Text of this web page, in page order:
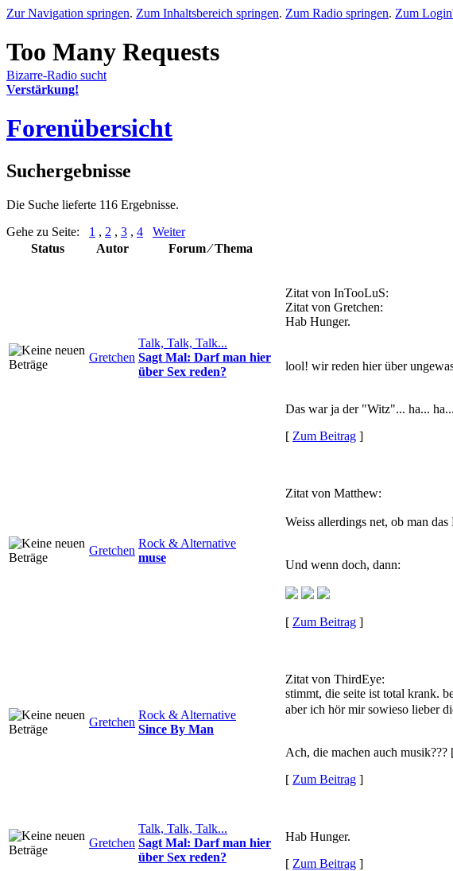
Zur Navigation springen. Zum Inhaltsbereich springen. Zum Radio springen. Zum
Bizarre-Radio sucht
Verstärkung!
Forenübersicht
Suchergebnisse
Die Suche lieferte 116 Ergebnisse.
Gehe zu Seite: 1 , 2 , 3 , 4
Weiter
Status
Autor Forum ⁄ Thema
Gretchen
Talk, Talk, Talk...
Sagt Mal: Darf man hier
über Sex reden?
Zitat von InTooLuS:
Zitat von Gretchen:
Hab Hunger.
lool! wir reden hier über
Das war ja der "Witz"... ha...
[ Zum Beitrag ]
Gretchen
Rock & Alternative
muse
Zitat von Matthew:
Weiss allerdings net, ob man das
Und wenn doch, dann:
[ Zum Beitrag ]
Gretchen
Rock & Alternative
Since By Man
Zitat von ThirdEye:
stimmt, die seite ist total krank.
aber ich hör mir sowieso lieber
Ach, die machen auch musik???
[ Zum Beitrag ]
Gretchen
Talk, Talk, Talk...
Sagt Mal: Darf man hier
über Sex reden?
Hab Hunger.
[ Zum Beitrag ]